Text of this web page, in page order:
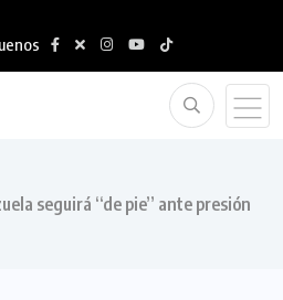
seguirá “de pie” ante presión